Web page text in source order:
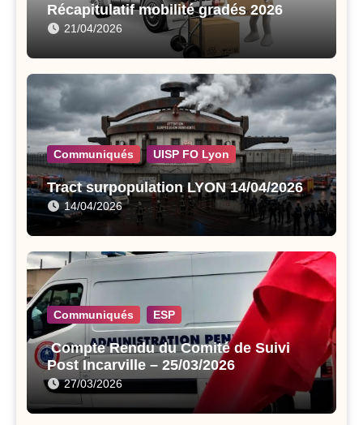
Récapitulatif mobilité gradés 2026
21/04/2026
Communiqués UISP FO Lyon
Tract surpopulation LYON 14/04/2026
14/04/2026
Communiqués ESP
Compte Rendu du Comité de Suivi
Post Incarville – 25/03/2026
27/03/2026